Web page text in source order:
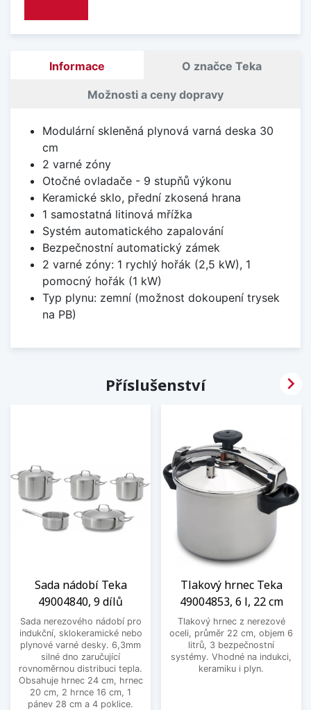
Informace O značce Teka
Možnosti a ceny dopravy
Modulární skleněná plynová varná deska 30
cm
2 varné zóny
Otočné ovladače - 9 stupňů výkonu
Keramické sklo, přední zkosená hrana
1 samostatná litinová mřížka
Systém automatického zapalování
Bezpečnostní automatický zámek
2 varné zóny: 1 rychlý hořák (2,5 kW), 1
pomocný hořák (1 kW)
Typ plynu: zemní (možnost dokoupení trysek
na PB)
Příslušenství
Sada nádobí Teka
49004840, 9 dílů
Sada nerezového nádobí pro
indukční, sklokeramické nebo
plynové varné desky. 6,3mm
silné dno zaručující
rovnoměrnou distribuci tepla.
Obsahuje hrnec 24 cm, hrnec
20 cm, 2 hrnce 16 cm, 1
pánev 28 cm a 4 poklice.
Tlakový hrnec Teka
49004853, 6 l, 22 cm
Tlakový hrnec z nerezové
oceli, průměr 22 cm, objem 6
litrů, 3 bezpečnostní
systémy. Vhodné na indukci,
keramiku i plyn.
